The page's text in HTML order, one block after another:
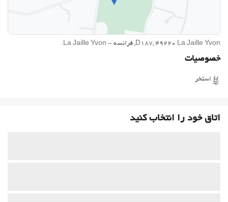
D187, 49220 La Jaille Yvon, فرانسه - La Jaille Yvon.
خصوصیات
استخر
اتاق خود را انتخاب کنید